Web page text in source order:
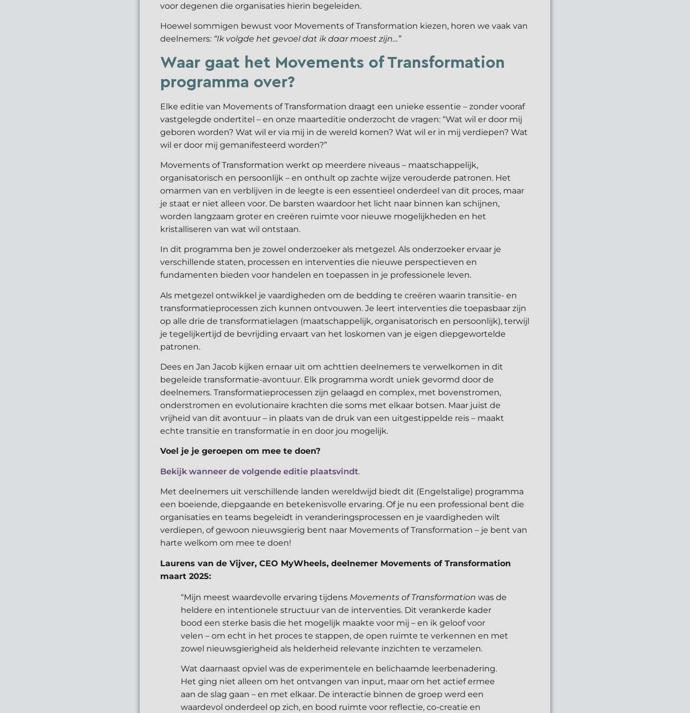
voor degenen die organisaties hierin begeleiden.
Hoewel sommigen bewust voor Movements of Transformation kiezen, horen we vaak van
deelnemers: “Ik volgde het gevoel dat ik daar moest zijn…”
Waar gaat het Movements of Transformation
programma over?
Elke editie van Movements of Transformation draagt een unieke essentie – zonder vooraf
vastgelegde ondertitel – en onze maarteditie onderzocht de vragen: “Wat wil er door mij
geboren worden? Wat wil er via mij in de wereld komen? Wat wil er in mij verdiepen? Wat
wil er door mij gemanifesteerd worden?”
Movements of Transformation werkt op meerdere niveaus – maatschappelijk,
organisatorisch en persoonlijk – en onthult op zachte wijze verouderde patronen. Het
omarmen van en verblijven in de leegte is een essentieel onderdeel van dit proces, maar
je staat er niet alleen voor. De barsten waardoor het licht naar binnen kan schijnen,
worden langzaam groter en creëren ruimte voor nieuwe mogelijkheden en het
kristalliseren van wat wil ontstaan.
In dit programma ben je zowel onderzoeker als metgezel. Als onderzoeker ervaar je
verschillende staten, processen en interventies die nieuwe perspectieven en
fundamenten bieden voor handelen en toepassen in je professionele leven.
Als metgezel ontwikkel je vaardigheden om de bedding te creëren waarin transitie- en
transformatieprocessen zich kunnen ontvouwen. Je leert interventies die toepasbaar zijn
op alle drie de transformatielagen (maatschappelijk, organisatorisch en persoonlijk), terwijl
je tegelijkertijd de bevrijding ervaart van het loskomen van je eigen diepgewortelde
patronen.
Dees en Jan Jacob kijken ernaar uit om achttien deelnemers te verwelkomen in dit
begeleide transformatie-avontuur. Elk programma wordt uniek gevormd door de
deelnemers. Transformatieprocessen zijn gelaagd en complex, met bovenstromen,
onderstromen en evolutionaire krachten die soms met elkaar botsen. Maar juist de
vrijheid van dit avontuur – in plaats van de druk van een uitgestippelde reis – maakt
echte transitie en transformatie in en door jou mogelijk.
Voel je je geroepen om mee te doen?
Bekijk wanneer de volgende editie plaatsvindt.
Met deelnemers uit verschillende landen wereldwijd biedt dit (Engelstalige) programma
een boeiende, diepgaande en betekenisvolle ervaring. Of je nu een professional bent die
organisaties en teams begeleidt in veranderingsprocessen en je vaardigheden wilt
verdiepen, of gewoon nieuwsgierig bent naar Movements of Transformation – je bent van
harte welkom om mee te doen!
Laurens van de Vijver, CEO MyWheels, deelnemer Movements of Transformation
maart 2025:
“Mijn meest waardevolle ervaring tijdens Movements of Transformation was de
heldere en intentionele structuur van de interventies. Dit verankerde kader
bood een sterke basis die het mogelijk maakte voor mij – en ik geloof voor
velen – om echt in het proces te stappen, de open ruimte te verkennen en met
zowel nieuwsgierigheid als helderheid relevante inzichten te verzamelen.
Wat daarnaast opviel was de experimentele en belichaamde leerbenadering.
Het ging niet alleen om het ontvangen van input, maar om het actief ermee
aan de slag gaan – en met elkaar. De interactie binnen de groep werd een
waardevol onderdeel op zich, en bood ruimte voor reflectie, co-creatie en